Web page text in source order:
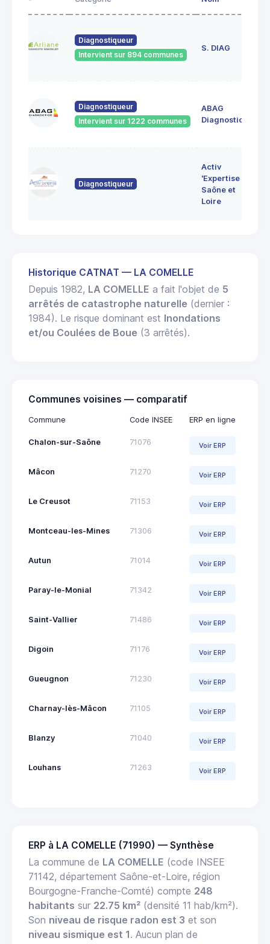
Diagnostiqueur
Intervient sur 894 communes
S. DIAG
Diagnostiqueur
Intervient sur 1222 communes
ABAG
Diagnostics
Diagnostiqueur
Activ
'Expertise
Saône et
Loire
Historique CATNAT — LA COMELLE
Depuis 1982, LA COMELLE a fait l'objet de 5
arrêtés de catastrophe naturelle (dernier :
1984). Le risque dominant est Inondations
et/ou Coulées de Boue (3 arrêtés).
Communes voisines — comparatif
Commune Code INSEE ERP en ligne
Chalon-sur-Saône 71076 Voir ERP
Mâcon 71270 Voir ERP
Le Creusot 71153 Voir ERP
Montceau-les-Mines 71306 Voir ERP
Autun 71014 Voir ERP
Paray-le-Monial 71342 Voir ERP
Saint-Vallier 71486 Voir ERP
Digoin 71176 Voir ERP
Gueugnon 71230 Voir ERP
Charnay-lès-Mâcon 71105 Voir ERP
Blanzy 71040 Voir ERP
Louhans 71263 Voir ERP
ERP à LA COMELLE (71990) — Synthèse
La commune de LA COMELLE (code INSEE
71142, département Saône-et-Loire, région
Bourgogne-Franche-Comté) compte 248
habitants sur 22.75 km² (densité 11 hab/km²).
Son niveau de risque radon est 3 et son
niveau sismique est 1. Aucun plan de